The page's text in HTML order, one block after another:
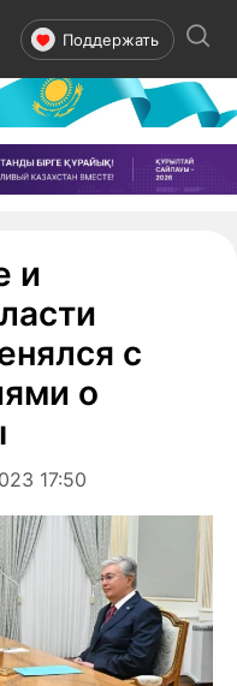
Поддержать
и
с
о
17:50